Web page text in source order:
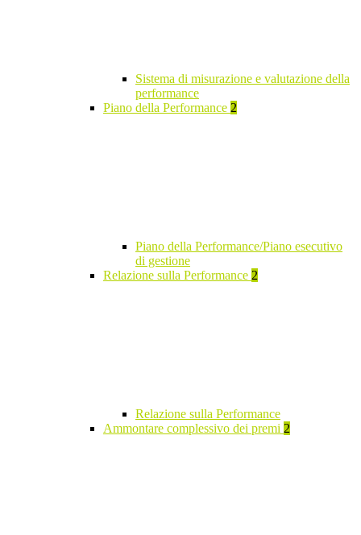
Sistema di misurazione e valutazione della
performance
Piano della Performance 2
Piano della Performance/Piano esecutivo
di gestione
Relazione sulla Performance 2
Relazione sulla Performance
Ammontare complessivo dei premi 2